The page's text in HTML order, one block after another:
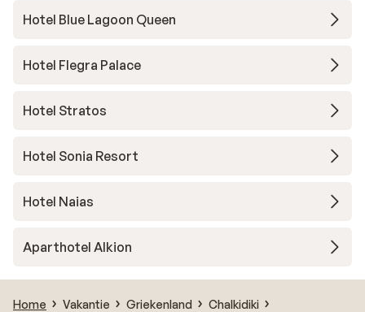
Hotel Blue Lagoon Queen
Hotel Flegra Palace
Hotel Stratos
Hotel Sonia Resort
Hotel Naias
Aparthotel Alkion
Home Vakantie Griekenland
Chalkidiki